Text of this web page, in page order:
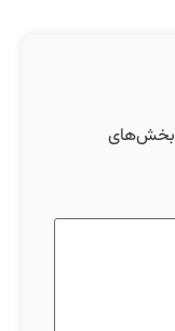
بخش‌های